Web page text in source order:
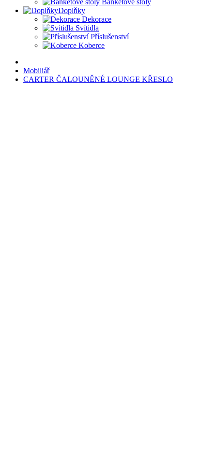
Banketové stoly
Doplňky
Dekorace
Svítidla
Příslušenství
Koberce
Mobiliář
CARTER ČALOUNĚNÉ LOUNGE KŘESLO